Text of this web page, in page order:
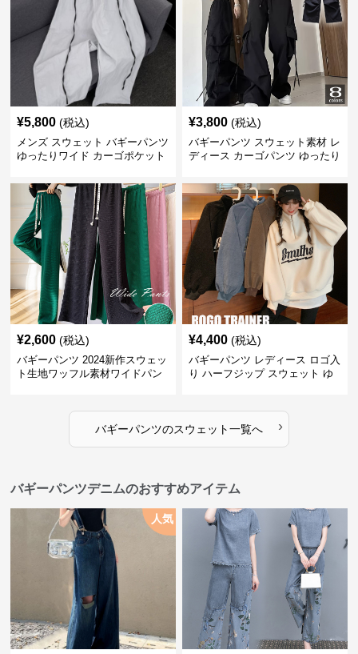
¥5,800 (税込)
メンズ スウェット バギーパンツ
ゆったりワイド カーゴポケット
¥3,800 (税込)
バギーパンツ スウェット素材 レ
ディース カーゴパンツ ゆったり
¥2,600 (税込)
バギーパンツ 2024新作スウェッ
ト生地ワッフル素材ワイドパン
¥4,400 (税込)
バギーパンツ レディース ロゴ入
り ハーフジップ スウェット ゆ
バギーパンツのスウェット一覧へ ›
バギーパンツデニムのおすすめアイテム
人気